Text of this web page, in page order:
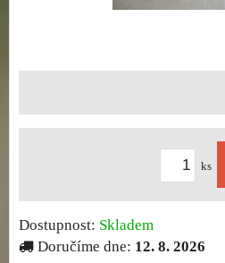
ks
Dostupnost: Skladem
Doručíme dne: 12. 8. 2026